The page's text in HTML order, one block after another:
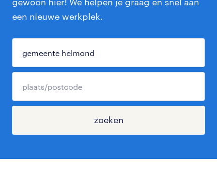
een nieuwe werkplek.
zoeken